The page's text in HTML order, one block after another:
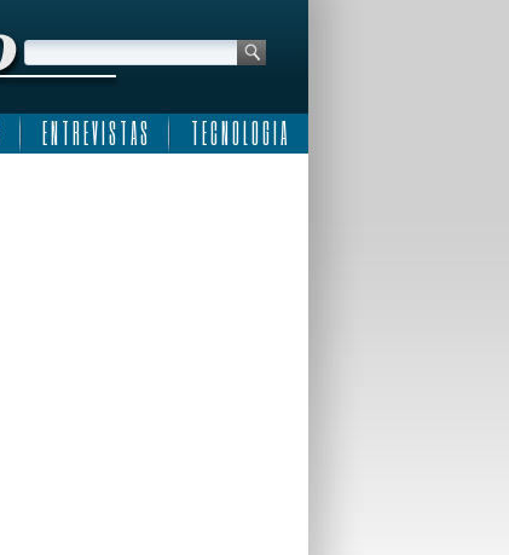
E N T R E V I S T A S T E C N O L O G I A